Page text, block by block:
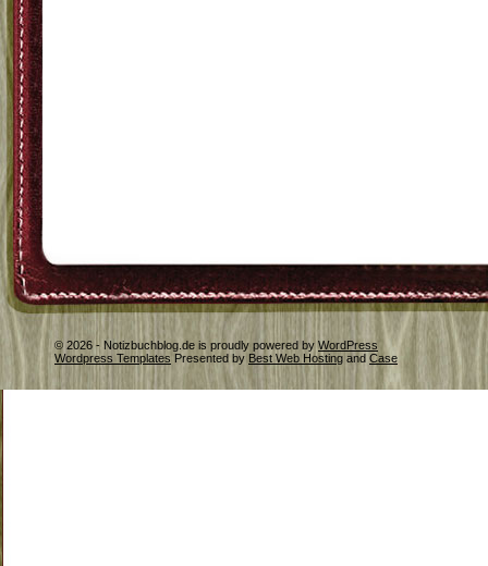
© 2026 - Notizbuchblog.de is proudly powered by WordPress
Wordpress Templates Presented by Best Web Hosting and Case